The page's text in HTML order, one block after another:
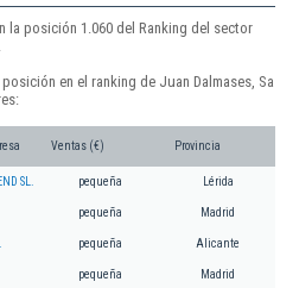
la posición 1.060 del Ranking del sector
en el ranking de Juan Dalmases, Sa
Ventas (€) Provincia
SL. pequeña Lérida
pequeña Madrid
pequeña Alicante
pequeña Madrid